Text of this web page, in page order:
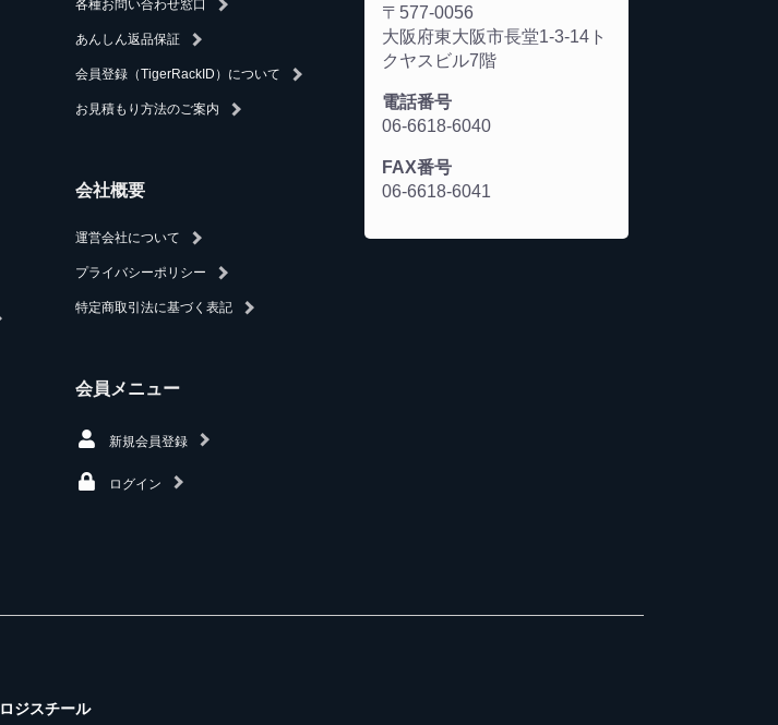
各種お問い合わせ窓口
あんしん返品保証
会員登録（TigerRackID）について
お見積もり方法のご案内
会社概要
運営会社について
プライバシーポリシー
特定商取引法に基づく表記
会員メニュー
新規会員登録
ログイン
〒577-0056
大阪府東大阪市長堂1-3-14ト
クヤスビル7階
電話番号
06-6618-6040
FAX番号
06-6618-6041
ロジスチール